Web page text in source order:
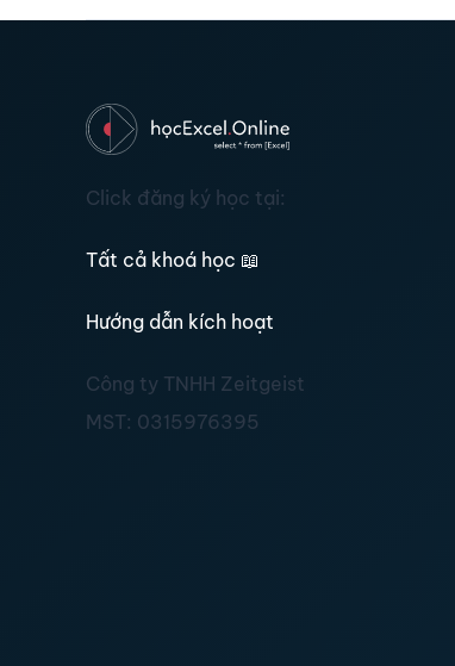
Click đăng ký học tại:
Tất cả khoá học 📖
Hướng dẫn kích hoạt
Công ty TNHH Zeitgeist
MST: 0315976395